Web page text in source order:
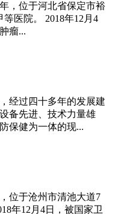
，位于河北省保定市裕
医院。 2018年12月4
瘤...
经过四十多年的发展建
备先进、技术力量雄
保健为一体的现...
位于沧州市清池大道7
年12月4日，被国家卫